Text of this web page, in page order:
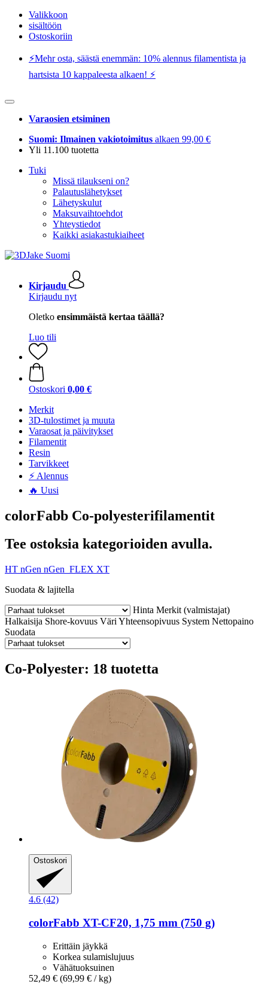
Valikkoon
sisältöön
Ostoskoriin
⚡️Mehr osta, säästä enemmän: 10% alennus filamentista ja
hartsista 10 kappaleesta alkaen! ⚡️
Varaosien etsiminen
Suomi: Ilmainen vakiotoimitus alkaen 99,00 €
Yli 11.100 tuotetta
Tuki
Missä tilaukseni on?
Palautuslähetykset
Lähetyskulut
Maksuvaihtoehdot
Yhteystiedot
Kaikki asiakastukiaiheet
Kirjaudu
Kirjaudu nyt
Oletko ensimmäistä kertaa täällä?
Luo tili
Ostoskori 0,00 €
Merkit
3D-tulostimet ja muuta
Varaosat ja päivitykset
Filamentit
Resin
Tarvikkeet
⚡ Alennus
🔥 Uusi
colorFabb Co-polyesterifilamentit
Tee ostoksia kategorioiden avulla.
HT nGen nGen_FLEX XT
Suodata & lajitella
Hinta Merkit (valmistajat)
Halkaisija Shore-kovuus Väri Yhteensopivuus System Nettopaino
Suodata
Co-Polyester: 18 tuotetta
Ostoskori
4.6 (42)
colorFabb XT-​CF20, 1,75 mm (750 g)
Erittäin jäykkä
Korkea sulamislujuus
Vähätuoksuinen
52,49 € (69,99 € / kg)